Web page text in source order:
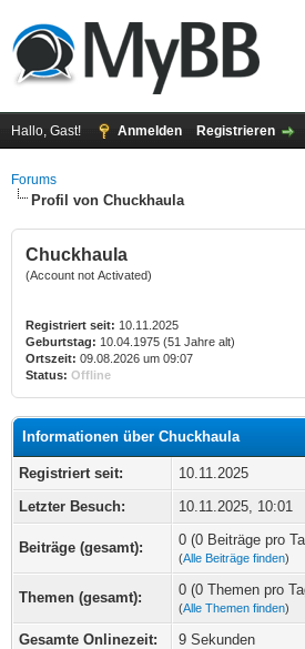
Hallo, Gast! Anmelden Registrieren
Forums
Profil von Chuckhaula
Chuckhaula
(Account not Activated)
Registriert seit: 10.11.2025
Geburtstag: 10.04.1975 (51 Jahre alt)
Ortszeit: 09.08.2026 um 09:07
Status: Offline
Informationen über Chuckhaula
Registriert seit:
10.11.2025
Letzter Besuch:
10.11.2025, 10:01
Beiträge (gesamt): 0 (0 Beiträge pro
(Alle Beiträge finden)
Themen (gesamt): 0 (0 Themen pro
(Alle Themen finden)
Gesamte Onlinezeit:
9 Sekunden